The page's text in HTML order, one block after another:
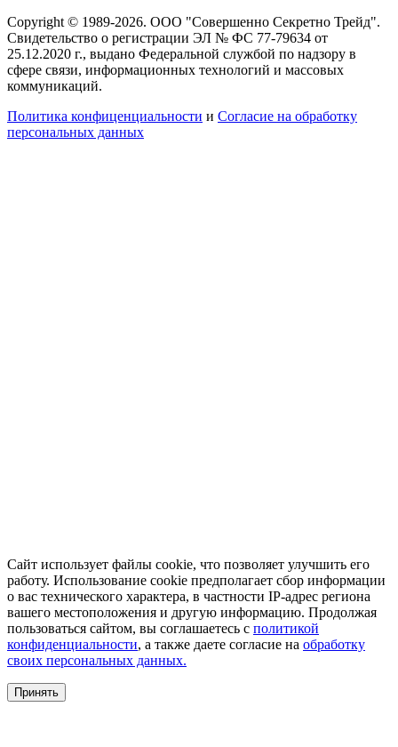
Copyright © 1989-2026. ООО "Совершенно Секретно Трейд".
Свидетельство о регистрации ЭЛ № ФС 77-79634 от
25.12.2020 г., выдано Федеральной службой по надзору в
сфере связи, информационных технологий и массовых
коммуникаций.
Политика конфиценциальности и Согласие на обработку
персональных данных
Сайт использует файлы cookie, что позволяет улучшить его
работу. Использование cookie предполагает сбор информации
о вас технического характера, в частности IP-адрес региона
вашего местоположения и другую информацию. Продолжая
пользоваться сайтом, вы соглашаетесь с политикой
конфиденциальности, а также даете согласие на обработку
своих персональных данных.
Принять